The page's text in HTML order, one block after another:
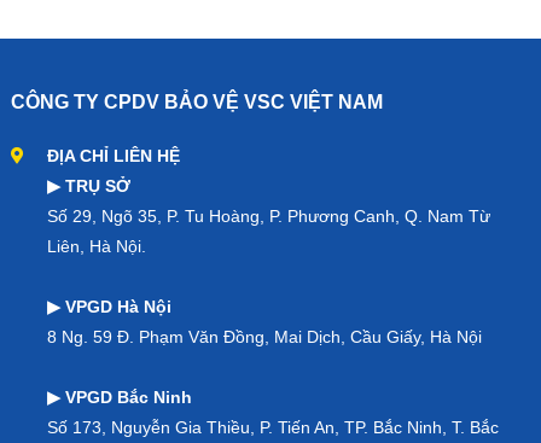
CÔNG TY CPDV BẢO VỆ VSC VIỆT NAM
ĐỊA CHỈ LIÊN HỆ
▶ TRỤ SỞ
Số 29, Ngõ 35, P. Tu Hoàng, P. Phương Canh, Q. Nam Từ
Liên, Hà Nội.
▶ VPGD Hà Nội
8 Ng. 59 Đ. Phạm Văn Đồng, Mai Dịch, Cầu Giấy, Hà Nội
▶ VPGD Bắc Ninh
Số 173, Nguyễn Gia Thiều, P. Tiến An, TP. Bắc Ninh, T. Bắc